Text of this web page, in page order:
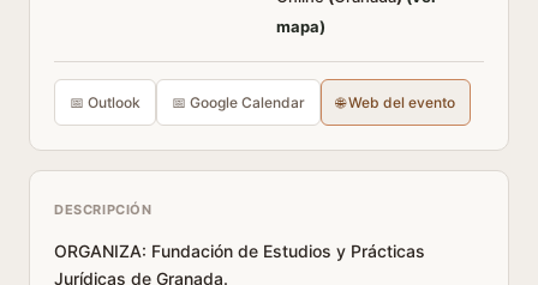
mapa)
📅 Outlook 📅 Google Calendar 🌐 Web del evento
DESCRIPCIÓN
ORGANIZA: Fundación de Estudios y Prácticas
Jurídicas de Granada.